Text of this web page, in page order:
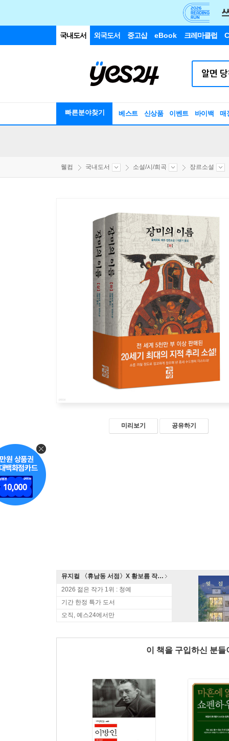
국내도서 외국도서 중고샵 eBook 크레마클럽
빠른분야찾기 베스트 신상품 이벤트 바이백 매
웰컴 국내도서 소설/시/희곡 장르소설
미리보기 공유하기
뮤지컬 〈휴남동 서점〉X 황보름 작가 북토크
2026 젊은 작가 1위 : 청예
기간 한정 특가 도서
오직, 예스24에서만
이 책을 구입하신 분